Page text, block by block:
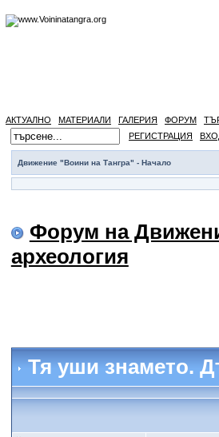
АКТУАЛНО МАТЕРИАЛИ ГАЛЕРИЯ ФОРУМ
РЕГИСТРАЦИЯ
Движение "Воини на Тангра" - Начало
Форум на
археология
Тя уши знамето.